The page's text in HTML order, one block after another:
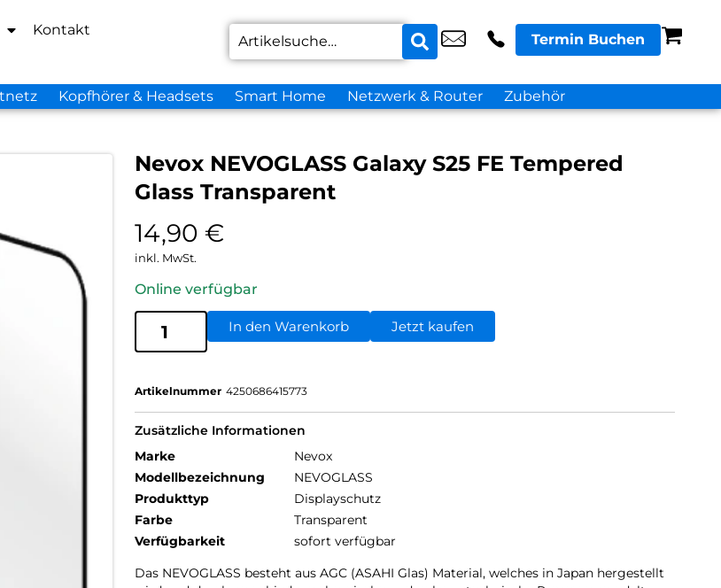
Kontakt
Termin Buchen
Kopfhörer & Headsets Smart Home Netzwerk & Router Zubehör
Nevox NEVOGLASS Galaxy S25 FE Tempered
Glass Transparent
14,90 €
inkl. MwSt.
Online verfügbar
In den Warenkorb Jetzt kaufen
Artikelnummer 4250686415773
Zusätzliche Informationen
Marke
Nevox
Modellbezeichnung
NEVOGLASS
Produkttyp
Displayschutz
Farbe
Transparent
Verfügbarkeit
sofort verfügbar
Das NEVOGLASS besteht aus AGC (ASAHI Glas) Material, welches in Japan hergestellt